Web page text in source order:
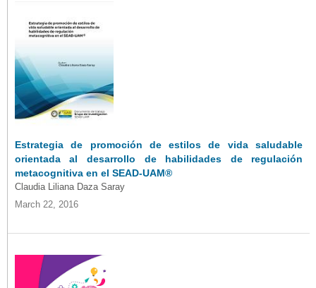
Estrategia de promoción de estilos de vida saludable
orientada al desarrollo de habilidades de regulación
metacognitiva en el SEAD-UAM®
Claudia Liliana Daza Saray
March 22, 2016